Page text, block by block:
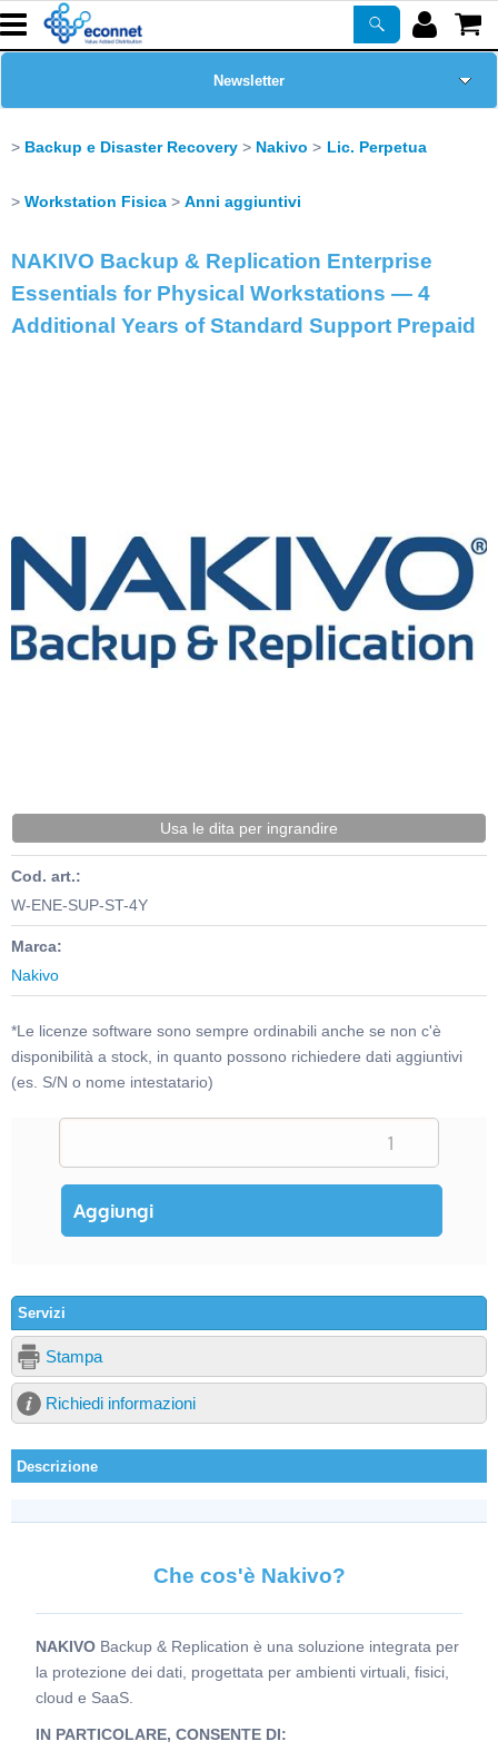
Chi siamo
Prodotti
Corsi
Newsletter
Backup e Disaster Recovery Nakivo Lic. Perpetua
Workstation Fisica Anni aggiuntivi
NAKIVO Backup & Replication Enterprise
Essentials for Physical Workstations — 4
Additional Years of Standard Support Prepaid
Usa le dita per ingrandire
Cod. art.:
W-ENE-SUP-ST-4Y
Marca:
Nakivo
*Le licenze software sono sempre ordinabili anche se non c'è
disponibilità a stock, in quanto possono richiedere dati aggiuntivi
(es. S/N o nome intestatario)
Servizi
Stampa
Richiedi informazioni
Descrizione
Che cos'è Nakivo?
NAKIVO Backup & Replication è una soluzione integrata per
la protezione dei dati, progettata per ambienti virtuali, fisici,
cloud e SaaS.
IN PARTICOLARE, CONSENTE DI: